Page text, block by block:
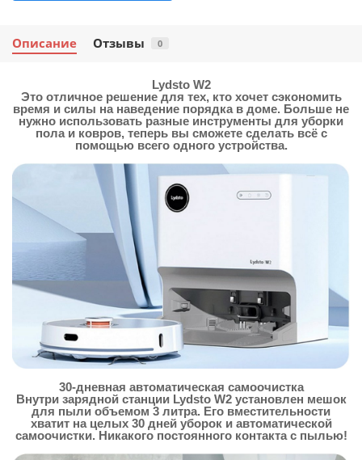
Описание Отзывы 0
Lydsto W2
Это отличное решение для тех, кто хочет сэкономить
время и силы на наведение порядка в доме. Больше не
нужно использовать разные инструменты для уборки
пола и ковров, теперь вы сможете сделать всё с
помощью всего одного устройства.
30-дневная автоматическая самоочистка
Внутри зарядной станции Lydsto W2 установлен мешок
для пыли объемом 3 литра. Его вместительности
хватит на целых 30 дней уборок и автоматической
самоочистки. Никакого постоянного контакта с пылью!